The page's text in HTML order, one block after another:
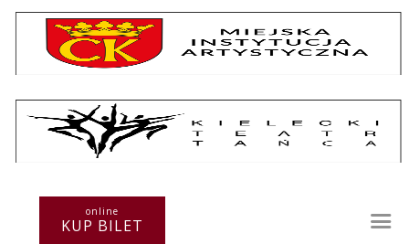
online
KUP BILET
Repertuar
Teatr / Zespół
Przestrzenie Sztuki